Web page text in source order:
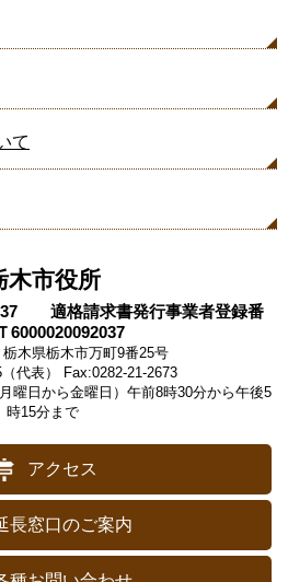
て
木市役所
適格請求書発行事業者登録番
木県栃木市万町9番25号
代表） Fax:0282-21-2673
曜日から金曜日）午前8時30分から午後5
時15分まで
アクセス
長窓口のご案内